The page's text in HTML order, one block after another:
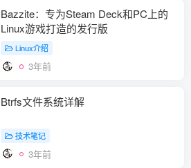
Bazzite：专为Steam Deck和PC上的
Linux游戏打造的发行版
Linux介绍
3年前
Btrfs文件系统详解
技术笔记
3年前